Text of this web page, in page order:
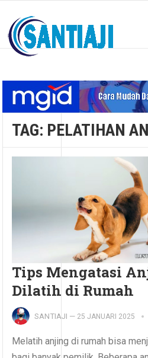
TAG: PELATIHAN
Tips Mengatasi
Dilatih di Rumah
SANTIAJI — 25 JANUARI 2025
Melatih anjing di rumah bisa